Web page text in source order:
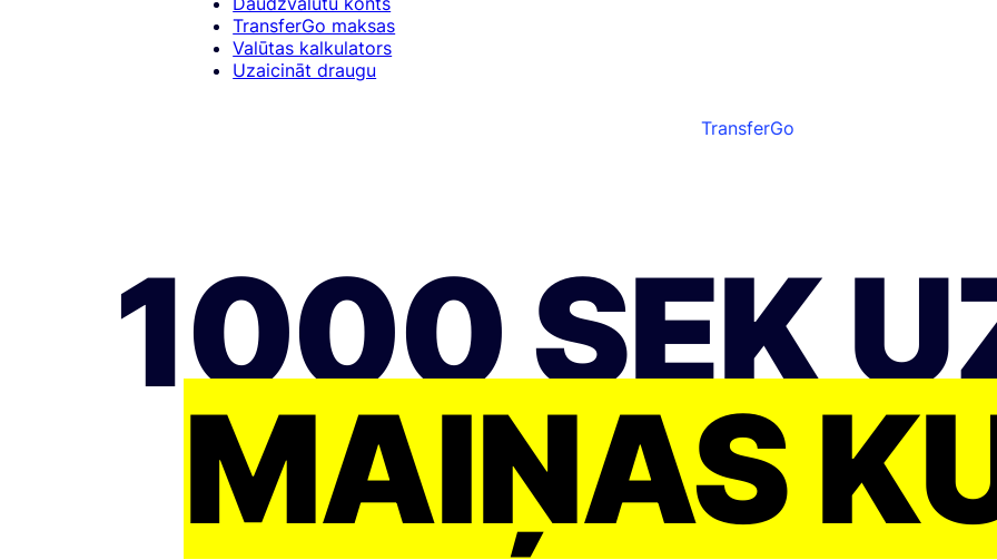
TransferGo maksas
Valūtas kalkulators
Uzaicināt draugu
TransferGo
1000 SEK
MAIŅAS